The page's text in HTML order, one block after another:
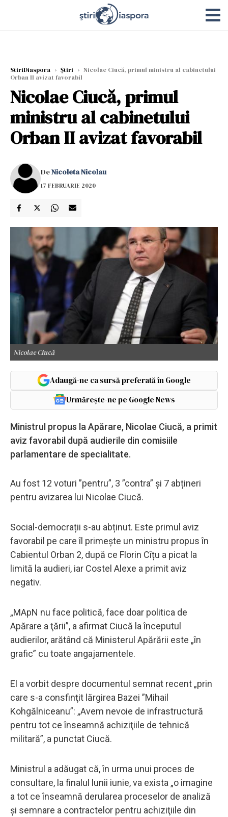
StiriDiaspora › Știri › Nicolae Ciucă, primul ministru al cabinetului
Orban II avizat favorabil
Nicolae Ciucă, primul
ministru al cabinetului
Orban II avizat favorabil
DeNicoleta Nicolau
17 FEBRUARIE 2020
Nicolae Ciucă
Adaugă-ne ca sursă preferată în Google
Urmărește-ne pe Google News
Ministrul propus la Apărare, Nicolae Ciucă, a primit
aviz favorabil după audierile din comisiile
parlamentare de specialitate.
Au fost 12 voturi ”pentru”, 3 ”contra” și 7 abțineri
pentru avizarea lui Nicolae Ciucă.
Social-democrații s-au abținut. Este primul aviz
favorabil pe care îl primește un ministru propus în
Cabientul Orban 2, după ce Florin Cîțu a picat la
limită la audieri, iar Costel Alexe a primit aviz
negativ.
„MApN nu face politică, face doar politica de
Apărare a ţării”, a afirmat Ciucă la începutul
audierilor, arătând că Ministerul Apărării este „în
grafic” cu toate angajamentele.
El a vorbit despre documentul semnat recent „prin
care s-a consfinţit lărgirea Bazei ”Mihail
Kohgălniceanu”: „Avem nevoie de infrastructură
pentru tot ce înseamnă achiziţiile de tehnică
militară”, a punctat Ciucă.
Ministrul a adăugat că, în urma unui proces de
consultare, la finalul lunii iunie, va exista „o imagine
a tot ce înseamnă derularea proceselor de analiză
şi semnare a contractelor pentru achiziţiile din